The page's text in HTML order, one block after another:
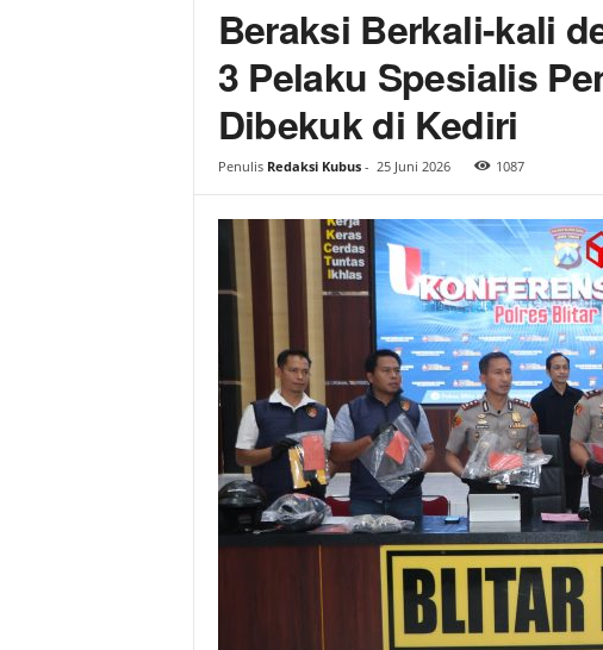
Beraksi Berkali-kali
3 Pelaku Spesialis
Dibekuk di Kediri
Penulis Redaksi Kubus- 25 Juni 2026 1087